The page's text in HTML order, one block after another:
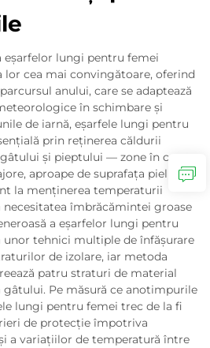
eşarfelor lungi pentru femei
lor cea mai convingătoare, oferind
anului, care se adaptează
în schimbare și
de iarnă, eşarfele lungi pentru
prin reținerea căldurii
și pieptului — zone în care
aproape de suprafața pielii,
la menținerea temperaturii
necesitatea îmbrăcămintei groase
a eşarfelor lungi pentru
tehnici multiple de înfășurare
de izolare, iar metoda
patru straturi de material
gâtului. Pe măsură ce anotimpurile
lungi pentru femei trec de la fi
de protecție împotriva
a variațiilor de temperatură între